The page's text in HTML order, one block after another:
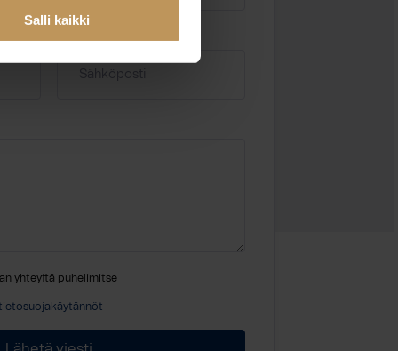
Salli kaikki
yhteyttä puhelimitse